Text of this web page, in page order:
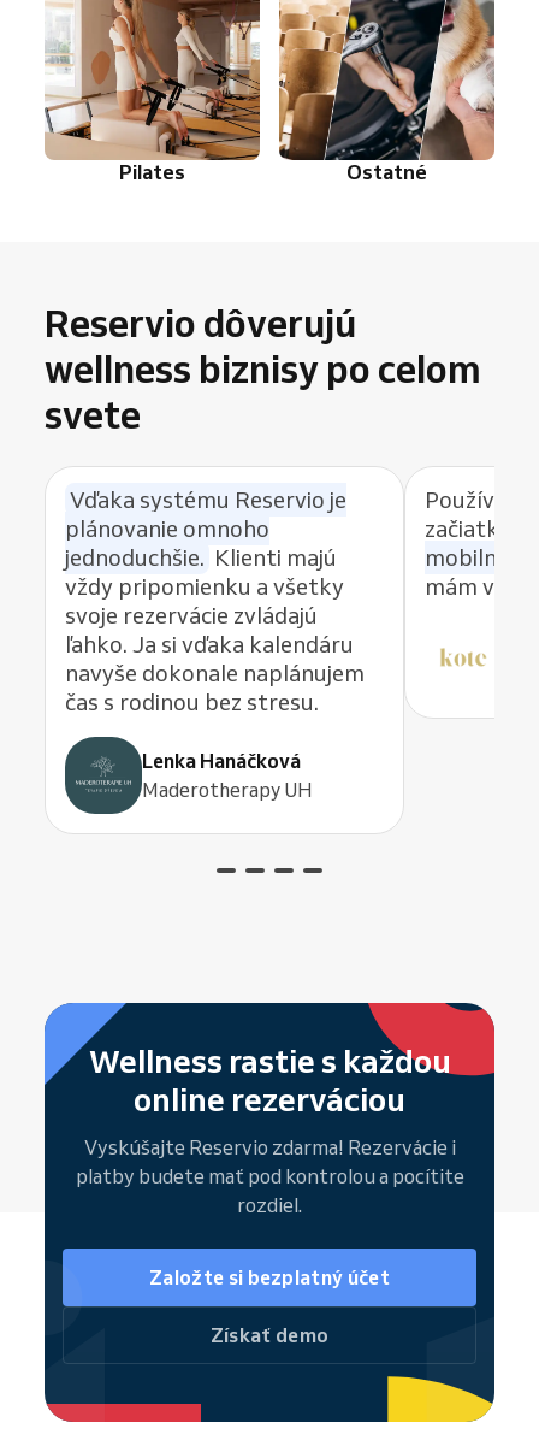
Pilates Ostatné
Reservio dôverujú
wellness biznisy po celom
svete
Vďaka systému Reservio je
plánovanie omnoho
jednoduchšie. Klienti majú
vždy pripomienku a všetky
svoje rezervácie zvládajú
ľahko. Ja si vďaka kalendáru
navyše dokonale naplánujem
čas s rodinou bez stresu.
Lenka Hanáčková
Maderotherapy UH
Používam
začiatku a
mobilnú
mám vždy
Wellness rastie s každou
online rezerváciou
Vyskúšajte Reservio zdarma! Rezervácie i
platby budete mať pod kontrolou a pocítite
rozdiel.
Založte si bezplatný účet
Získať demo